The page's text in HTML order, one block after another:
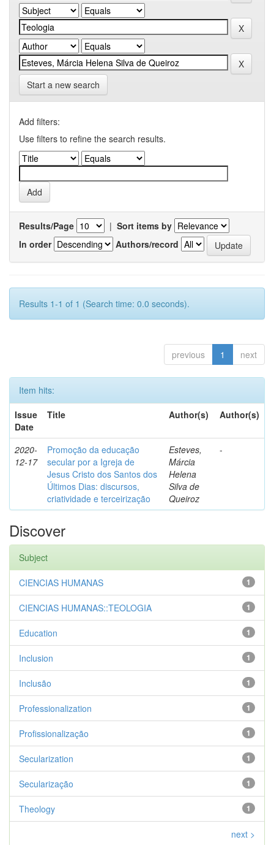
Start a new search
Add filters:
Use filters to refine the search results.
Results/Page | Sort items by
In order
Authors/record
Results 1-1 of 1 (Search time: 0.0 seconds).
previous 1 next
Item hits:
Issue
Date
Title Author(s) Author(s)
2020-
12-17
Promoção da educação
secular por a Igreja de
Jesus Cristo dos Santos dos
Últimos Dias: discursos,
criatividade e terceirização
Esteves,
Márcia
Helena
Silva de
Queiroz
-
Discover
Subject
1
CIENCIAS HUMANAS
1
CIENCIAS HUMANAS::TEOLOGIA
1
Education
1
Inclusion
1
Inclusão
1
Professionalization
1
Profissionalização
1
Secularization
1
Secularização
1
Theology
next >